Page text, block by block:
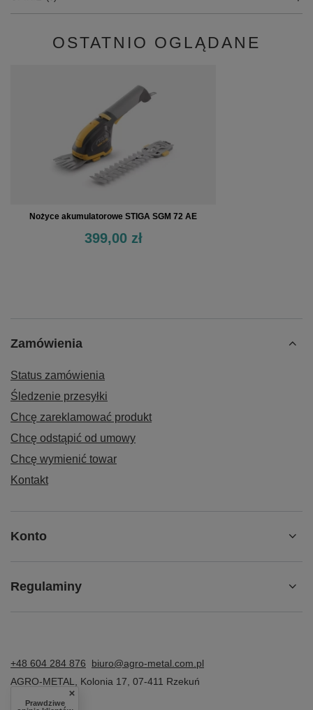
OSTATNIO OGLĄDANE
Nożyce akumulatorowe STIGA SGM 72 AE
399,00 zł
Zamówienia
Status zamówienia
Śledzenie przesyłki
Chcę zareklamować produkt
Chcę odstąpić od umowy
Chcę wymienić towar
Kontakt
Konto
Regulaminy
+48 604 284 876
biuro@agro-metal.com.pl
AGRO-METAL
Kolonia 17 07-411 Rzekuń
Prawdziwe